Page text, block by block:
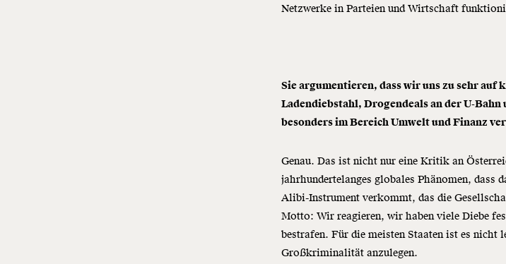
Netzwerke in Parteien und Wirtschaft
Sie argumentieren, dass wir uns zu sehr
Ladendiebstahl, Drogendeals an der U-
besonders im Bereich Umwelt und Finanz
Genau. Das ist nicht nur eine Kritik an
jahrhundertelanges globales Phänomen, dass
Alibi-Instrument verkommt, das die
Motto: Wir reagieren, wir haben viele Diebe
bestrafen. Für die meisten Staaten ist es nicht
Großkriminalität anzulegen.